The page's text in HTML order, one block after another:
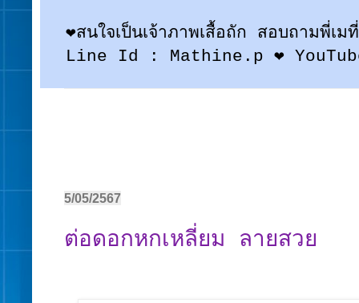
❤สนใจเป็นเจ้าภาพเสื้อถัก สอบถามพี่
Line Id : Mathine.p ❤
5/05/2567
ต่อดอกหกเหลี่ยม ลายสวย